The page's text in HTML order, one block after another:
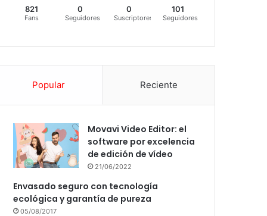
821
Fans
0
Seguidores
0
Suscriptores
101
Seguidores
Popular Reciente
Movavi Video Editor: el
software por excelencia
de edición de vídeo
21/06/2022
Envasado seguro con tecnología
ecológica y garantía de pureza
05/08/2017